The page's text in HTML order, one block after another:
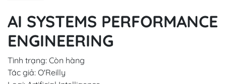
AI SYSTEMS PERFORMANCE
ENGINEERING
Tình trạng: Còn hàng
Tác giả: O'Reilly